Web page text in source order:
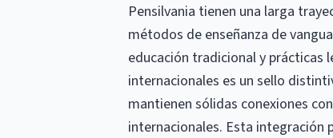
Pensilvania tienen una larga
métodos de enseñanza de
educación tradicional y prácticas
internacionales es un sello
mantienen sólidas conexiones
internacionales. Esta integración